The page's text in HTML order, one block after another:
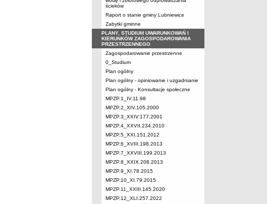
ścieków
Raport o stanie gminy Lubniewice
Zabytki gminne
PLANY, STUDIUM UWARUNKOWAŃ I
KIERUNKÓW ZAGOSPODAROWANIA
PRZESTRZENNEGO
Zagospodarowanie przestrzenne
0_Studium
Plan ogólny
Plan ogólny - opiniowanie i uzgadnianie
Plan ogólny - Konsultacje społeczne
MPZP.1_IV.11.98
MPZP.2_XIV.105.2000
MPZP.3_XXIV.177.2001
MPZP.4_XXVII.234.2010
MPZP.5_XXI.151.2012
MPZP.6_XVIII.198.2013
MPZP.7_XXVIII.199.2013
MPZP.8_XXIX.208.2013
MPZP.9_XI.78.2015
MPZP.10_XI.79.2015
MPZP.11_XXIII.145.2020
MPZP.12_XLI.257.2022